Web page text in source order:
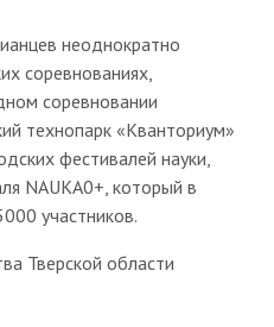
неоднократно
соревнованиях,
соревновании
технопарк «Кванториум»
фестивалей науки,
NAUKA0+, который в
участников.
Тверской области